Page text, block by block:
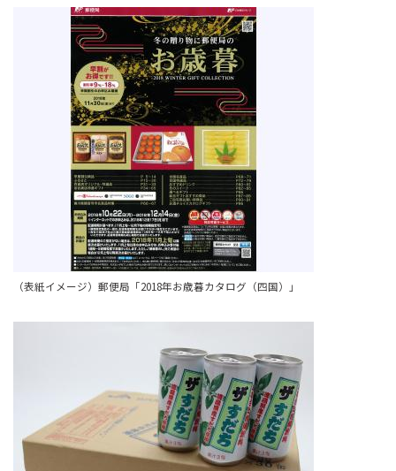
（表紙イメージ）郵便局「2018年お歳暮カタログ（四国）」